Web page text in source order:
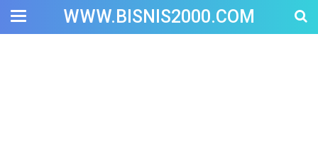
WWW.BISNIS2000.COM